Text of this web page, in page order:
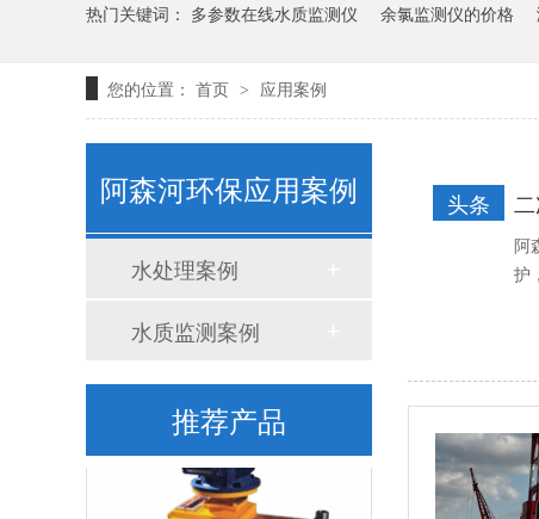
热门关键词： 多参数在线水质监测仪 余氯监测仪的价格
您的位置： 首页 > 应用案例
头条
阿
护
阿森河环保应用案例
水处理案例
水质监测案例
推荐产品
卧式计量泵(1)
立式计量泵(1)